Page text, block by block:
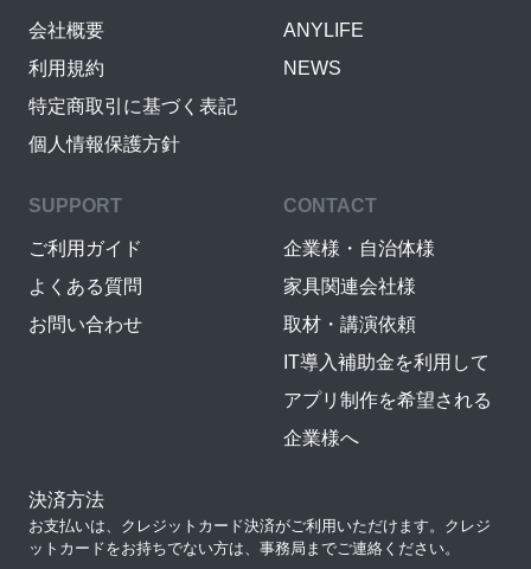
会社概要
利用規約
特定商取引に基づく表記
個人情報保護方針
ANYLIFE
NEWS
SUPPORT
ご利用ガイド
よくある質問
お問い合わせ
CONTACT
企業様・自治体様
家具関連会社様
取材・講演依頼
IT導入補助金を利用して
アプリ制作を希望される
企業様へ
決済方法
お支払いは、クレジットカード決済がご利用いただけます。クレジ
ットカードをお持ちでない方は、事務局までご連絡ください。